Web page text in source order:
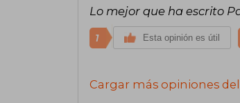
Lo mejor que ha escrito
1 Esta opinión es útil
Cargar más opiniones